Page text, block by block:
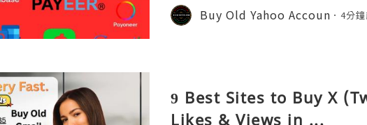
onal communication, business
ccount recovery. Because of
Buy Old Yahoo Accoun 4分
9 Best Sites to Buy X
Likes & Views in ...